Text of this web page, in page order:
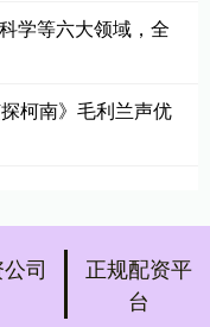
学等六大领域，全
柯南》毛利兰声优
司
正规配资平
台